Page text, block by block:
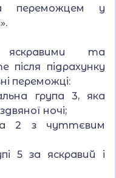
переможцем у
та
після підрахунку
переможці:
група 3, яка
ночі;
2 з чуттєвим
5 за яскравий і